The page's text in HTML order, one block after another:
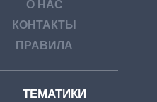
О НАС
КОНТАКТЫ
ПРАВИЛА
ТЕМАТИКИ